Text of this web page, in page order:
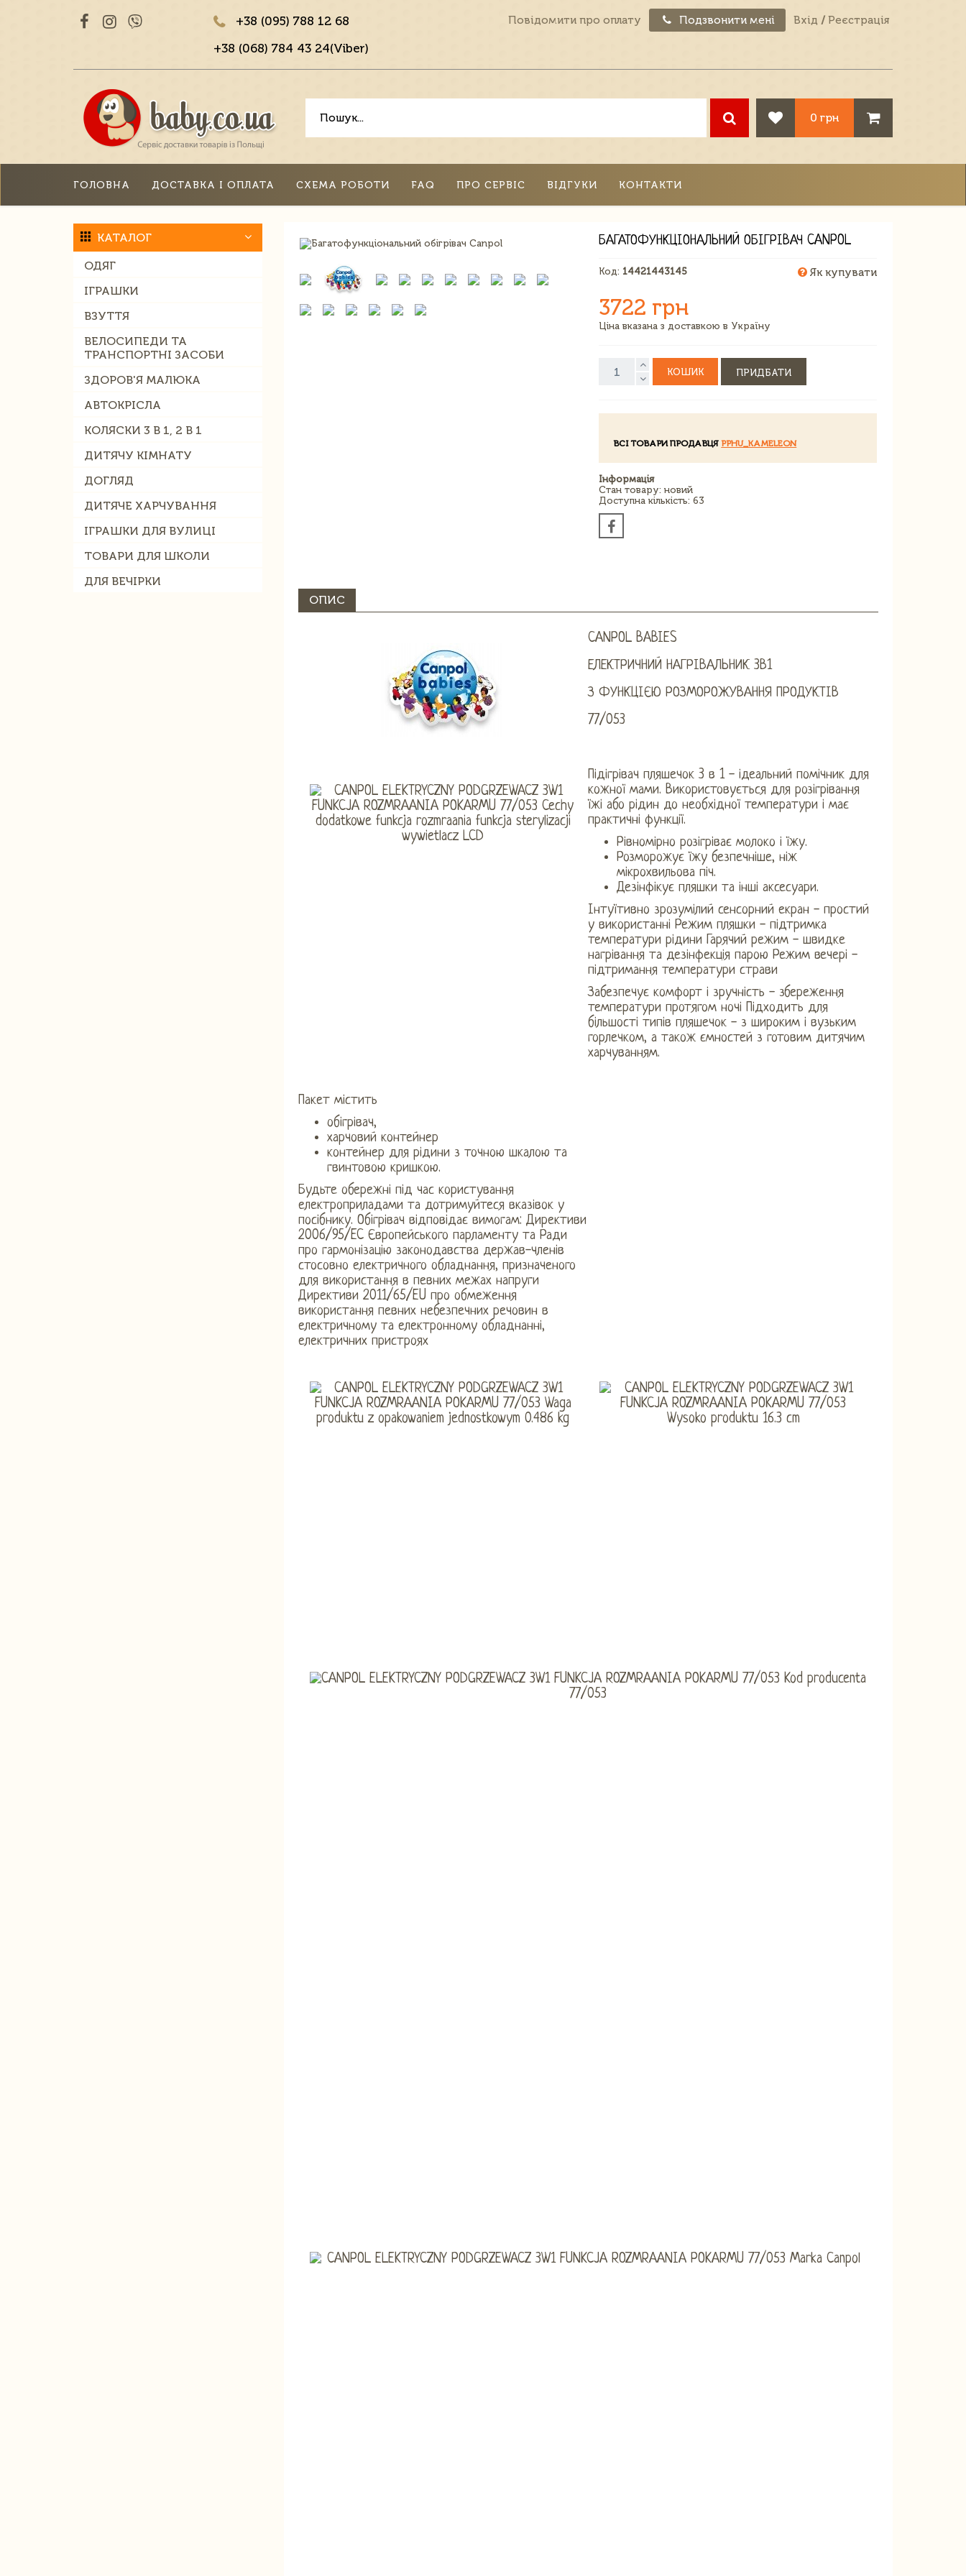
+38 (095) 788 12 68
+38 (068) 784 43 24(Viber)
Повідомити про оплату Подзвонити мені Вхід / Реєстрація
0 грн
ГОЛОВНА ДОСТАВКА І ОПЛАТА СХЕМА РОБОТИ FAQ ПРО СЕРВІС ВІДГУКИ КОНТАКТИ
КАТАЛОГ
ОДЯГ
ІГРАШКИ
ВЗУТТЯ
ВЕЛОСИПЕДИ ТА
ТРАНСПОРТНІ ЗАСОБИ
ЗДОРОВ'Я МАЛЮКА
АВТОКРІСЛА
КОЛЯСКИ 3 В 1, 2 В 1
ДИТЯЧУ КІМНАТУ
ДОГЛЯД
ДИТЯЧЕ ХАРЧУВАННЯ
ІГРАШКИ ДЛЯ ВУЛИЦІ
ТОВАРИ ДЛЯ ШКОЛИ
ДЛЯ ВЕЧІРКИ
БАГАТОФУНКЦІОНАЛЬНИЙ ОБІГРІВАЧ CANPOL
Код: 14421443145 Як купувати
3722 грн
Ціна вказана з доставкою в Україну
КОШИК ПРИДБАТИ
ВСІ ТОВАРИ ПРОДАВЦЯPPHU_KAMELEON
Інформація
Стан товару: новий
Доступна кількість: 63
ОПИС
CANPOL BABIES
ЕЛЕКТРИЧНИЙ НАГРІВАЛЬНИК 3В1
З ФУНКЦІЄЮ РОЗМОРОЖУВАННЯ ПРОДУКТІВ
77/053
Підігрівач пляшечок 3 в 1 - ідеальний помічник для
кожної мами. Використовується для розігрівання
їжі або рідин до необхідної температури і має
практичні функції.
Рівномірно розігріває молоко і їжу.
Розморожує їжу безпечніше, ніж
мікрохвильова піч.
Дезінфікує пляшки та інші аксесуари.
Інтуїтивно зрозумілий сенсорний екран - простий
у використанні Режим пляшки - підтримка
температури рідини Гарячий режим - швидке
нагрівання та дезінфекція парою Режим вечері -
підтримання температури страви
Забезпечує комфорт і зручність - збереження
температури протягом ночі Підходить для
більшості типів пляшечок - з широким і вузьким
горлечком, а також ємностей з готовим дитячим
харчуванням.
Пакет містить
обігрівач,
харчовий контейнер
контейнер для рідини з точною шкалою та
гвинтовою кришкою.
Будьте обережні під час користування
електроприладами та дотримуйтеся вказівок у
посібнику. Обігрівач відповідає вимогам: Директиви
2006/95/EC Європейського парламенту та Ради
про гармонізацію законодавства держав-членів
стосовно електричного обладнання, призначеного
для використання в певних межах напруги
Директиви 2011/65/EU про обмеження
використання певних небезпечних речовин в
електричному та електронному обладнанні,
електричних пристроях